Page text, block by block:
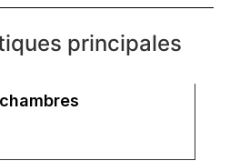
principales